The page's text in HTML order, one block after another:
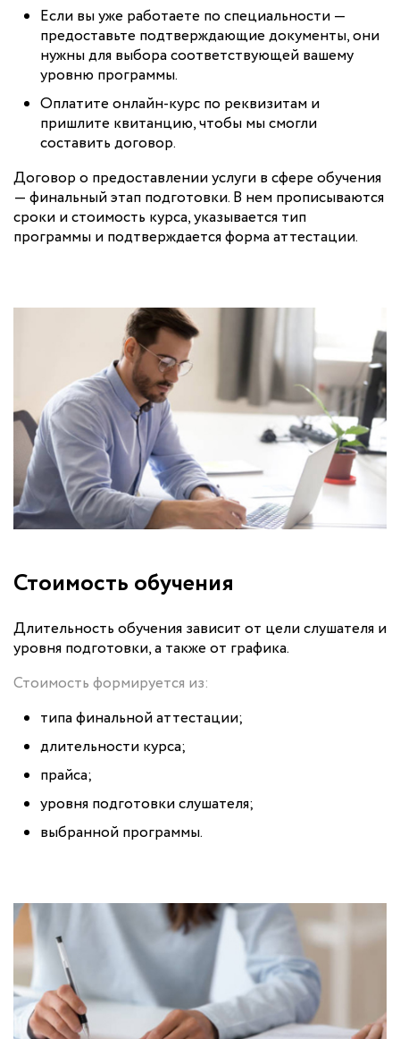
Если вы уже работаете по специальности —
предоставьте подтверждающие документы, они
нужны для выбора соответствующей вашему
уровню программы.
Оплатите онлайн-курс по реквизитам и
пришлите квитанцию, чтобы мы смогли
составить договор.
Договор о предоставлении услуги в сфере обучения
— финальный этап подготовки. В нем прописываются
сроки и стоимость курса, указывается тип
программы и подтверждается форма аттестации.
Стоимость обучения
Длительность обучения зависит от цели слушателя и
уровня подготовки, а также от графика.
Стоимость формируется из:
типа финальной аттестации;
длительности курса;
прайса;
уровня подготовки слушателя;
выбранной программы.